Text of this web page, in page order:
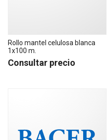
Rollo mantel celulosa blanca
1x100 m.
Consultar precio